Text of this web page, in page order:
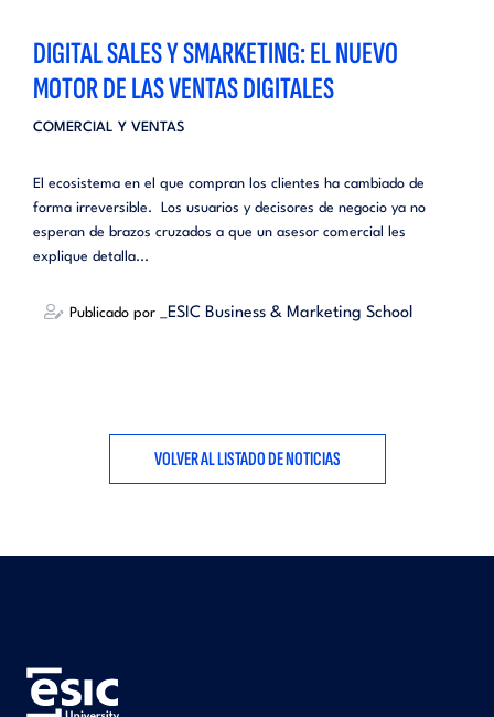
DIGITAL SALES Y SMARKETING: EL NUEVO
MOTOR DE LAS VENTAS DIGITALES
COMERCIAL Y VENTAS
El ecosistema en el que compran los clientes ha cambiado de
forma irreversible. Los usuarios y decisores de negocio ya no
esperan de brazos cruzados a que un asesor comercial les
explique detalla...
Publicado por _ESIC Business & Marketing School
VOLVER AL LISTADO DE NOTICIAS